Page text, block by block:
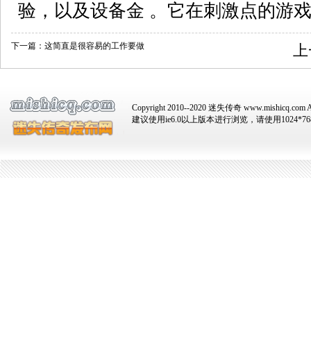
验，以及设备金 。它在刺激点的游
下一篇： 这简直是很容易的工作要做
Copyright 2010--2020 迷失传奇 www.mishicq.com
建议使用ie6.0以上版本进行浏览，请使用